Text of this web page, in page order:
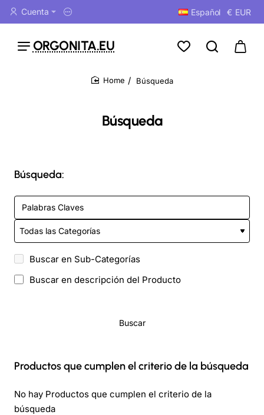
Cuenta Español € EUR
ORGONITA.EU
Búsqueda
Búsqueda
Búsqueda:
Buscar en Sub-Categorías
Buscar en descripción del Producto
Buscar
Productos que cumplen el criterio de la búsqueda
No hay Productos que cumplen el criterio de la
búsqueda